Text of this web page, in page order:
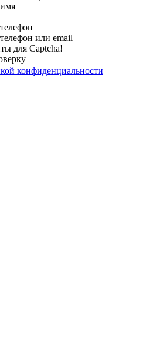
или email
для Captcha!
конфиденциальности